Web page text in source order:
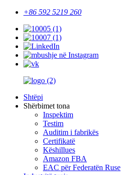
+86 592 5219 260
Shtëpi
Shërbimet tona
Inspektim
Testim
Auditim i fabrikës
Certifikatë
Këshillues
Amazon FBA
EAC për Federatën Ruse